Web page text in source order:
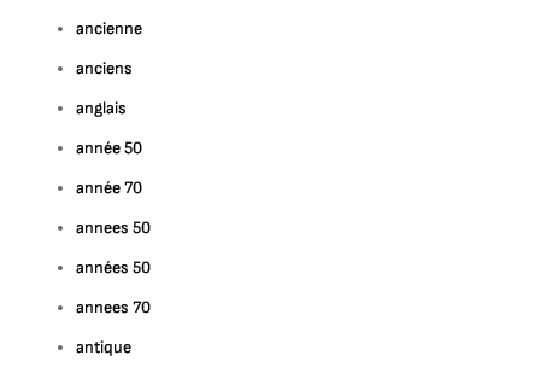
ancienne
anciens
anglais
année 50
année 70
annees 50
années 50
annees 70
antique